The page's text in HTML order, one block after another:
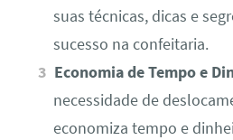
suas técnicas, dicas e
sucesso na confeitaria.
Economia de Tempo e
necessidade de
economiza tempo e